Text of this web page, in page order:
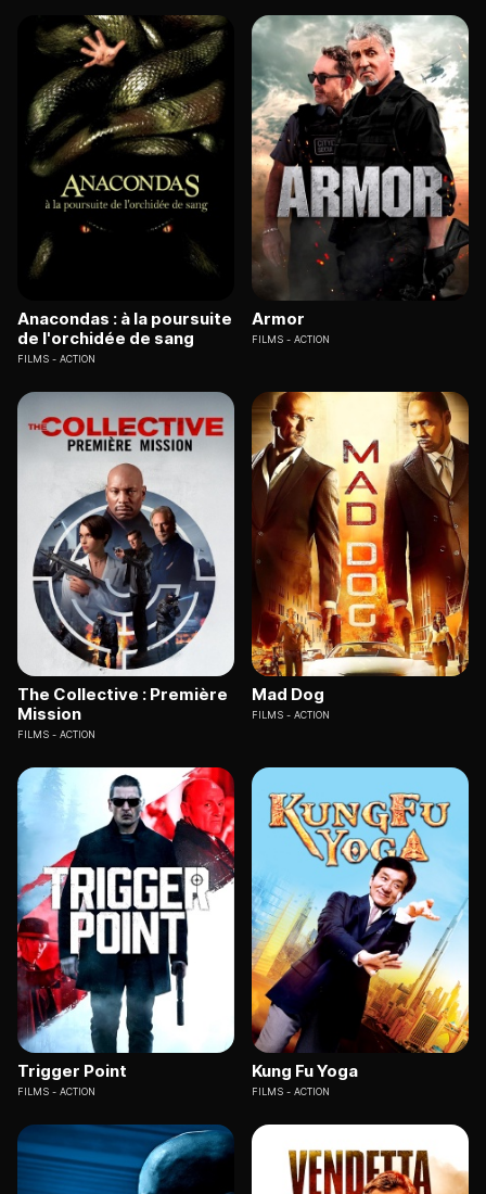
Anacondas : à la poursuite
de l'orchidée de sang
FILMS ACTION
Armor
FILMS ACTION
The Collective : Première
Mission
FILMS ACTION
Mad Dog
FILMS ACTION
Trigger Point
FILMS ACTION
Kung Fu Yoga
FILMS ACTION